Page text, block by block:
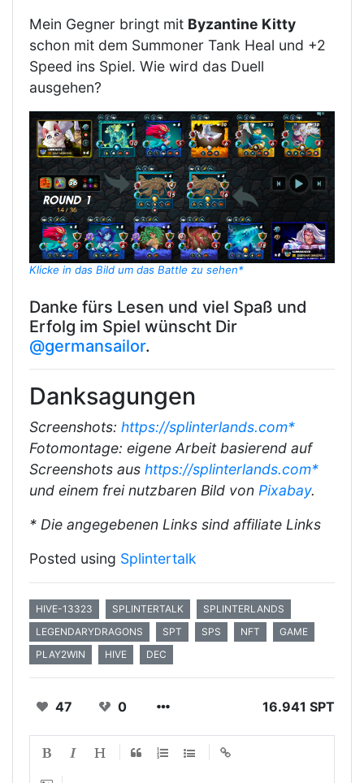
Mein Gegner bringt mit Byzantine Kitty
schon mit dem Summoner Tank Heal und +2
Speed ins Spiel. Wie wird das Duell
ausgehen?
Klicke in das Bild um das Battle zu sehen*
Danke fürs Lesen und viel Spaß und
Erfolg im Spiel wünscht Dir
@germansailor.
Danksagungen
Screenshots: https://splinterlands.com*
Fotomontage: eigene Arbeit basierend auf
Screenshots aus https://splinterlands.com*
und einem frei nutzbaren Bild von Pixabay.
* Die angegebenen Links sind affiliate Links
Posted using Splintertalk
HIVE-13323 SPLINTERTALK
SPLINTERLANDS
LEGENDARYDRAGONS
SPT SPS NFT
GAME
PLAY2WIN
HIVE DEC
47 0 16.941 SPT